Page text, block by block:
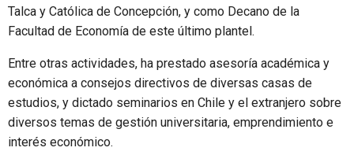
Talca y Católica de Concepción, y como Decano de la
Facultad de Economía de este último plantel.
Entre otras actividades, ha prestado asesoría académica y
económica a consejos directivos de diversas casas de
estudios, y dictado seminarios en Chile y el extranjero sobre
diversos temas de gestión universitaria, emprendimiento e
interés económico.